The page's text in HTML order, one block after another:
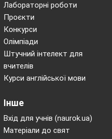
Лабораторні роботи
Проєкти
Конкурси
Олімпіади
Штучний інтелект для
вчителів
Курси англійської мови
Інше
Вхід для учнів (naurok.ua)
Матеріали до свят